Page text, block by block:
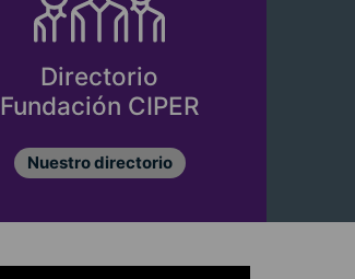
Directorio
Fundación CIPER
Nuestro directorio